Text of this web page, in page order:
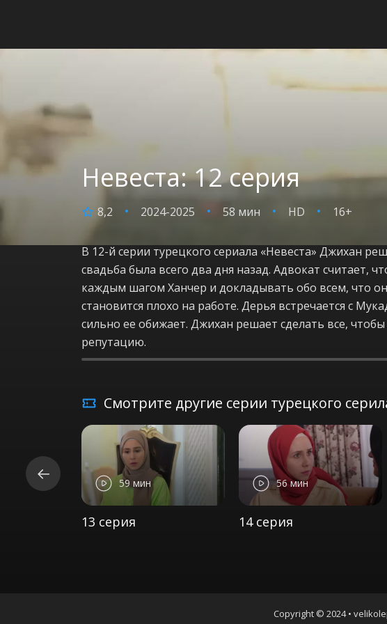
Невеста: 12 серия
8,2 2024-2025 58 мин HD 16+
В 12-й серии турецкого сериала «Невеста» Джихан
свадьба была всего два дня назад. Адвокат считает,
каждым шагом Ханчер и докладывать обо всем, что
становится плохо на работе. Дерья встречается с
сильно ее обижает. Джихан решает сделать все,
репутацию.
Смотрите другие серии турецкого
59 мин
13 серия
56 мин
14 серия
Copyright © 2024 •